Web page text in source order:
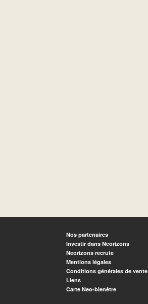
Nos partenaires
Investir dans Neorizons
Neorizons recrute
Mentions légales
Conditions générales de vente
Liens
Carte Neo-bienêtre